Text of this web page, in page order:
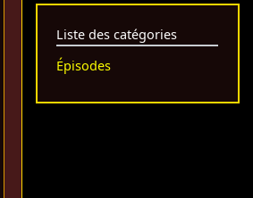
Liste des catégories
Épisodes